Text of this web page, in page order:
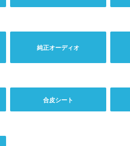
純正オーディオ
合皮シート